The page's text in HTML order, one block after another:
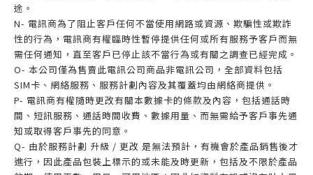
途。
N- 電訊商為了阻止客戶任何不當使用網路或資源、欺騙性或欺詐
性的行為，電訊商有權臨時性暫停提供任何或所有服務予客戶而無
需任何通知，直至客戶已停止該不當行為或有關之調查已經完成。
O- 本公司僅為售賣此電訊公司商品非電訊公司，全部資料包括
SIM卡、網絡服務、服務計劃內容及其覆蓋均由網絡商提供。
P- 電訊商有權隨時更改有關本數據卡的條款及內容，包括通話時
間、短訊服務、通話時間收費、數據用量、而無需給予客戶事先通
知或取得客戶事先的同意。
Q- 由於服務計劃 升級 / 更改 是無法預計，有機會於產品銷售後才
進行，因此產品包裝上標示的或未能及時更新，包括及不限於產品